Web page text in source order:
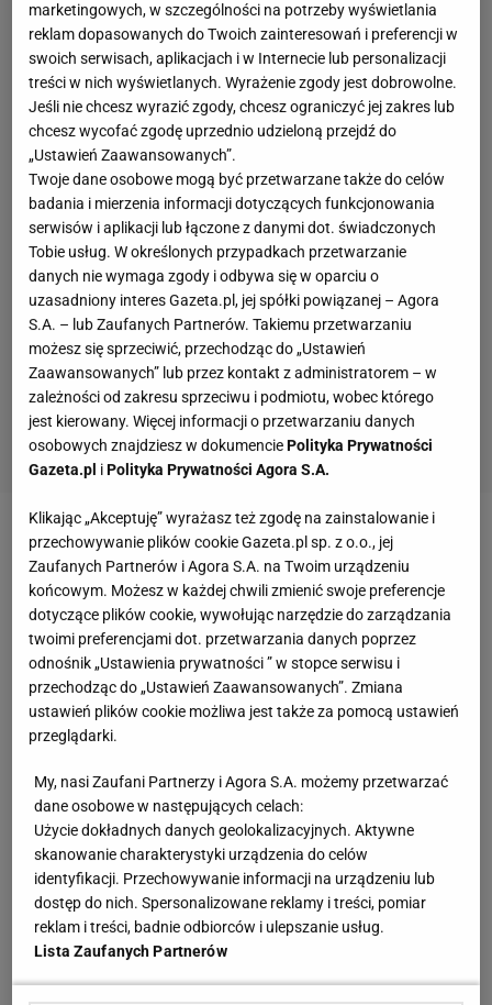
Zobacz wideoPaulo Sousa podjął ważną decyzję.
"Chce budować dobrą atmosferę"
O kontuzji Arkadiusza Milika:
- Straciliśmy jużKrzysztofa Piątka. Od początku
mówiłem, że mamy dużą siłę w ataku, że ta pozycja
Ale strataPiątka, który zawsze był gotowy, by nam
pomóc i miał instynkt strzelecki, jest potężna. Arek
Milik przyjechał na zgrupowanie z kontuzją. Jedną z
moich pierwszych myśli było to, że musimy
koniecznie upewnić się, że będzie on mógł wziąć
udział w tym turnieju. Stąd zasięgnięcie opinii
jeszcze jednego lekarze. Pracujemy nad tym, żeby
marketingowych, w szczególności na potrzeby wyświetlania
reklam dopasowanych do Twoich zainteresowań i preferencji w
swoich serwisach, aplikacjach i w Internecie lub personalizacji
treści w nich wyświetlanych. Wyrażenie zgody jest dobrowolne.
Jeśli nie chcesz wyrazić zgody, chcesz ograniczyć jej zakres lub
chcesz wycofać zgodę uprzednio udzieloną przejdź do
„Ustawień Zaawansowanych”.
Twoje dane osobowe mogą być przetwarzane także do celów
badania i mierzenia informacji dotyczących funkcjonowania
serwisów i aplikacji lub łączone z danymi dot. świadczonych
Tobie usług. W określonych przypadkach przetwarzanie
danych nie wymaga zgody i odbywa się w oparciu o
uzasadniony interes Gazeta.pl, jej spółki powiązanej – Agora
S.A. – lub Zaufanych Partnerów. Takiemu przetwarzaniu
możesz się sprzeciwić, przechodząc do „Ustawień
Zaawansowanych” lub przez kontakt z administratorem – w
zależności od zakresu sprzeciwu i podmiotu, wobec którego
jest kierowany. Więcej informacji o przetwarzaniu danych
osobowych znajdziesz w dokumenciePolityka Prywatności
Gazeta.pl iPolityka Prywatności Agora S.A.
Klikając „Akceptuję” wyrażasz też zgodę na zainstalowanie i
przechowywanie plików cookie Gazeta.pl sp. z o.o., jej
Zaufanych Partnerów i Agora S.A. na Twoim urządzeniu
końcowym. Możesz w każdej chwili zmienić swoje preferencje
dotyczące plików cookie, wywołując narzędzie do zarządzania
twoimi preferencjami dot. przetwarzania danych poprzez
odnośnik „Ustawienia prywatności ” w stopce serwisu i
przechodząc do „Ustawień Zaawansowanych”. Zmiana
ustawień plików cookie możliwa jest także za pomocą ustawień
przeglądarki.
My, nasi Zaufani Partnerzy i Agora S.A. możemy przetwarzać
dane osobowe w następujących celach:
Użycie dokładnych danych geolokalizacyjnych. Aktywne
skanowanie charakterystyki urządzenia do celów
identyfikacji. Przechowywanie informacji na urządzeniu lub
dostęp do nich. Spersonalizowane reklamy i treści, pomiar
reklam i treści, badnie odbiorców i ulepszanie usług.
Lista Zaufanych Partnerów